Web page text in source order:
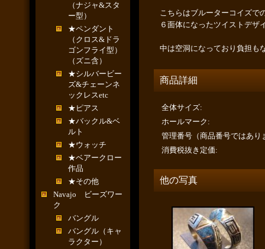
（ナジャ&スタ
ー型）
★ペンダント
（クロス&ドラ
ゴンフライ型）
（ズニ含）
★シルバービー
ズ&チェーンネ
ックレスetc
★ピアス
★バックル&ベ
ルト
★ウォッチ
★ベアークロー
作品
★その他
Navajo ビーズワー
ク
バングル
バングル（キャ
ラクター）
こちらはブルーターコイズで
６面体になったツイストデザ
中は空洞になっており負担も
商品詳細
全体サイズ:
ホールマーク :
管理番号（商品番号ではあり
消費税抜き定価:
他の写真